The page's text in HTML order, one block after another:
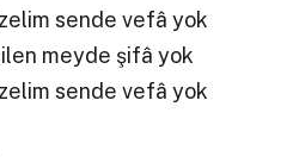
sende vefâ yok
meyde şifâ yok
sende vefâ yok